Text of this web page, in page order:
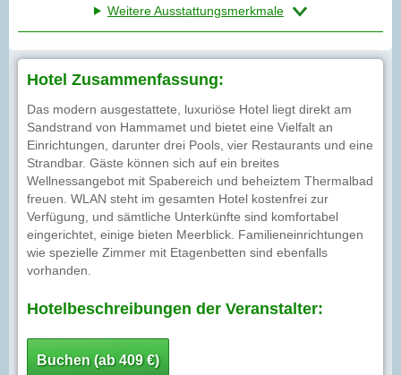
Weitere Ausstattungsmerkmale
Hotel Zusammenfassung:
Das modern ausgestattete, luxuriöse Hotel liegt direkt am
Sandstrand von Hammamet und bietet eine Vielfalt an
Einrichtungen, darunter drei Pools, vier Restaurants und eine
Strandbar. Gäste können sich auf ein breites
Wellnessangebot mit Spabereich und beheiztem Thermalbad
freuen. WLAN steht im gesamten Hotel kostenfrei zur
Verfügung, und sämtliche Unterkünfte sind komfortabel
eingerichtet, einige bieten Meerblick. Familieneinrichtungen
wie spezielle Zimmer mit Etagenbetten sind ebenfalls
vorhanden.
Hotelbeschreibungen der Veranstalter:
Buchen (ab 409 €)